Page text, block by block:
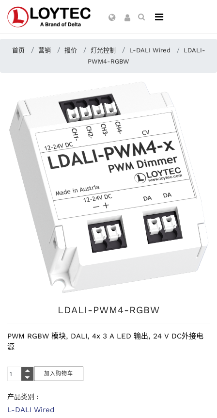
首页 营销 报价 灯光控制 L-DALI Wired
LDALI-
PWM4-RGBW
LDALI-PWM4-RGBW
PWM‌ RGBW‌ 模块,‌ DALI,‌ 4‌x‌ 3 A‌ LED‌ 输出,‌ 24‌ V DC‌外接电
源
产品类别 :
L-DALI Wired